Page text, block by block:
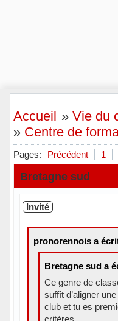
Accueil »Vie du
» Centre de
Pages: Précédent 1
Bretagne sud
Invité
pronorennois a
Bretagne sud a
Ce genre de
suffît d’aligner
club et tu es
critères…